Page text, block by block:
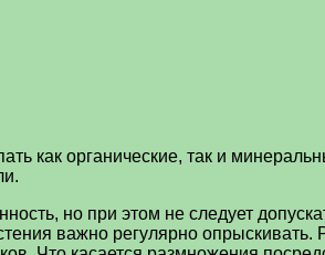
как органические, так и
но при этом не следует
важно регулярно опрыскивать.